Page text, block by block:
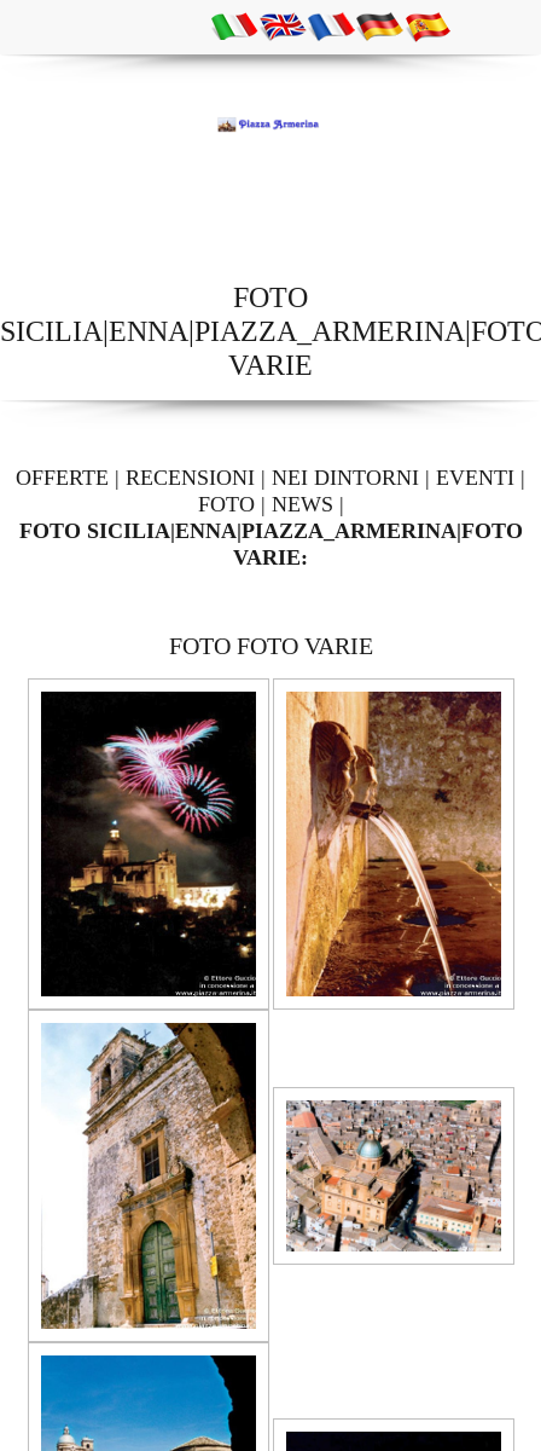
FOTO
VARIE
OFFERTE | RECENSIONI | NEI DINTORNI | EVENTI |
FOTO| NEWS |
FOTO SICILIA|ENNA|PIAZZA_ARMERINA|FOTO
VARIE:
FOTO FOTO VARIE